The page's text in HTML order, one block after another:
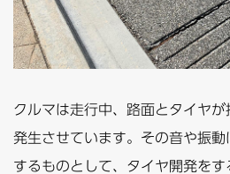
クルマは走行中、路面とタイヤ
発生させています。その音や振
するものとして、タイヤ開発を